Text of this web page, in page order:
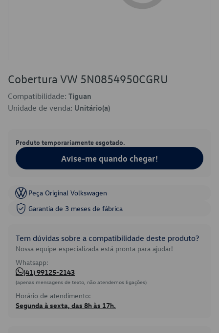
Cobertura VW 5N0854950CGRU
Compatibilidade: Tiguan
Unidade de venda: Unitário(a)
Produto temporariamente esgotado.
Avise-me quando chegar!
Peça Original Volkswagen
Garantia de 3 meses de fábrica
Tem dúvidas sobre a compatibilidade deste produto?
Nossa equipe especializada está pronta para ajudar!
Whatsapp:
(41) 99125-2143
(apenas mensagens de texto, não atendemos ligações)
Horário de atendimento:
Segunda à sexta, das 8h às 17h.